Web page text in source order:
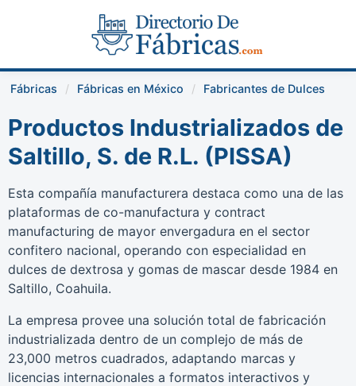
Fábricas Fábricas en México Fabricantes de Dulces
Productos Industrializados de
Saltillo, S. de R.L. (PISSA)
Esta compañía manufacturera destaca como una de las
plataformas de co-manufactura y contract
manufacturing de mayor envergadura en el sector
confitero nacional, operando con especialidad en
dulces de dextrosa y gomas de mascar desde 1984 en
Saltillo, Coahuila.
La empresa provee una solución total de fabricación
industrializada dentro de un complejo de más de
23,000 metros cuadrados, adaptando marcas y
licencias internacionales a formatos interactivos y